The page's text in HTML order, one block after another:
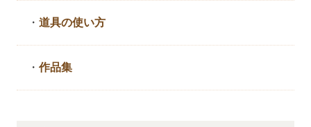
・道具の使い方
・作品集